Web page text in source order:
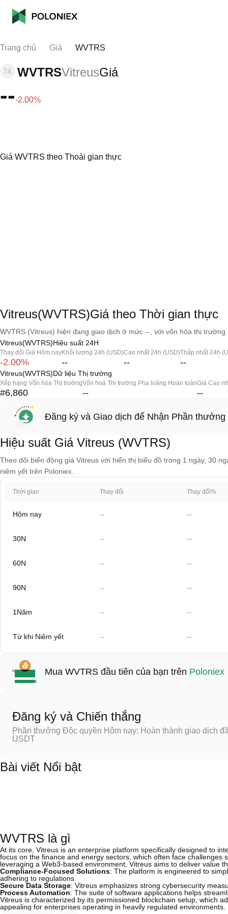
Trang chủ Giá WVTRS
WVTRSVitreusGiá
---2.00%
Giá WVTRS theo Thoài gian thực
Vitreus(WVTRS)Giá theo Thời gian thực
WVTRS (Vitreus) hiện đang giao dịch ở mức --, với vốn hóa thị trường
Vitreus(WVTRS)Hiệu suất 24H
Thay đổi Giá Hôm nay
-2.00%
Khối lượng 24h (USD)
--
Cao nhất 24h (USD)
--
Thấp nhất 24h
--
Vitreus(WVTRS)Dữ liệu Thị trường
Xếp hạng Vốn hóa Thị trường
#6,860
Vốn hoá Thị trường Pha loãng Hoàn toàn
--
Giá Cao
--
Đăng ký và Giao dịch để Nhận Phần thưởng
Hiệu suất Giá Vitreus (WVTRS)
Theo dõi biến động giá Vitreus với hiển thị biểu đồ trong 1 ngày, 30
niêm yết trên Poloniex.
Thời gian Thay đổi Thay đổi%
Hôm nay -- --
30N -- --
60N -- --
90N -- --
1Năm -- --
Từ khi Niêm yết -- --
Mua WVTRS đầu tiên của bạn trên Poloniex
Đăng ký và Chiến thắng
Phần thưởng Độc quyền Hôm nay: Hoàn thành giao dịch
USDT
Bài viết Nổi bật
WVTRS là gì
At its core, Vitreus is an enterprise platform specifically designed to
focus on the finance and energy sectors, which often face
leveraging a Web3-based environment, Vitreus aims to deliver value
Compliance-Focused Solutions: The platform is engineered to
adhering to regulations.
Secure Data Storage: Vitreus emphasizes strong cybersecurity
Process Automation: The suite of software applications helps
Vitreus is characterized by its permissioned blockchain setup, which
appealing for enterprises operating in heavily regulated environments.